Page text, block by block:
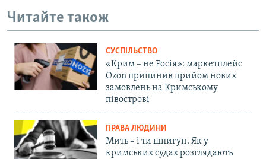
Читайте також
СУСПІЛЬСТВО
«Крим – не Росія»: маркетплейс
Ozon припинив прийом нових
замовлень на Кримському
півострові
ПРАВА ЛЮДИНИ
Мить – і ти шпигун. Як у
кримських судах розглядають